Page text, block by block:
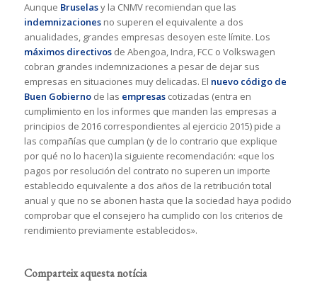
Aunque Bruselasy la CNMV recomiendan que las
indemnizacionesno superen el equivalente a dos
anualidades, grandes empresas desoyen este límite. Los
máximos directivosde Abengoa, Indra, FCC o Volkswagen
cobran grandes indemnizaciones a pesar de dejar sus
empresas en situaciones muy delicadas. El nuevo código de
Buen Gobiernode las empresascotizadas (entra en
cumplimiento en los informes que manden las empresas a
principios de 2016 correspondientes al ejercicio 2015) pide a
las compañías que cumplan (y de lo contrario que explique
por qué no lo hacen) la siguiente recomendación: «que los
pagos por resolución del contrato no superen un importe
establecido equivalente a dos años de la retribución total
anual y que no se abonen hasta que la sociedad haya podido
comprobar que el consejero ha cumplido con los criterios de
rendimiento previamente establecidos».
Comparteix aquesta notícia